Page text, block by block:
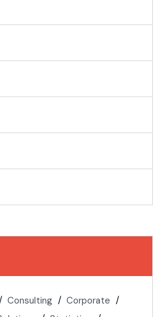
Consulting
Corporate